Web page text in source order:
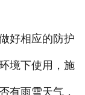
系我们
好相应的防护
境下使用，施
有雨雪天气，